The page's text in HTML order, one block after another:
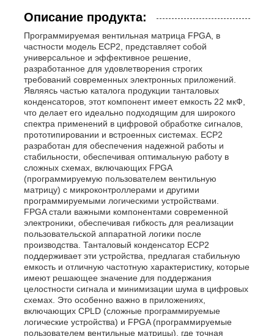
Домой
Описание продукта:
Программируемая вентильная матрица FPGA, в
частности модель ECP2, представляет собой
универсальное и эффективное решение,
разработанное для удовлетворения строгих
требований современных электронных приложений.
Являясь частью каталога продукции танталовых
конденсаторов, этот компонент имеет емкость 22 мкФ,
что делает его идеально подходящим для широкого
спектра применений в цифровой обработке сигналов,
прототипировании и встроенных системах. ECP2
разработан для обеспечения надежной работы и
стабильности, обеспечивая оптимальную работу в
сложных схемах, включающих FPGA
(программируемую пользователем вентильную
матрицу) с микроконтроллерами и другими
программируемыми логическими устройствами.
FPGA стали важными компонентами современной
электроники, обеспечивая гибкость для реализации
пользовательской аппаратной логики после
производства. Танталовый конденсатор ECP2
поддерживает эти устройства, предлагая стабильную
емкость и отличную частотную характеристику, которые
имеют решающее значение для поддержания
целостности сигнала и минимизации шума в цифровых
схемах. Это особенно важно в приложениях,
включающих CPLD (сложные программируемые
логические устройства) и FPGA (программируемые
пользователем вентильные матрицы), где точная